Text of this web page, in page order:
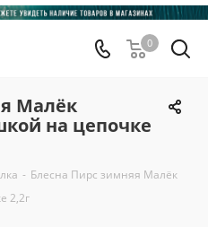
0
Малёк
на цепочке
- Блесна Пирс зимняя Малёк
2,2г